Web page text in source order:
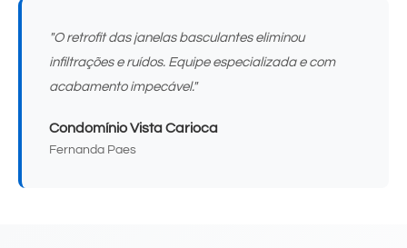
"O retrofit das janelas basculantes eliminou
infiltrações e ruídos. Equipe especializada e com
acabamento impecável."
Condomínio Vista Carioca
Fernanda Paes